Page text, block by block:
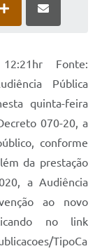
Fonte:
Pública
quinta-feira
070-20, a
conforme
da prestação
a Audiência
ao novo
no link
TipoCa